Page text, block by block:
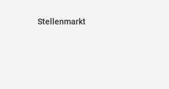
Stellenmarkt